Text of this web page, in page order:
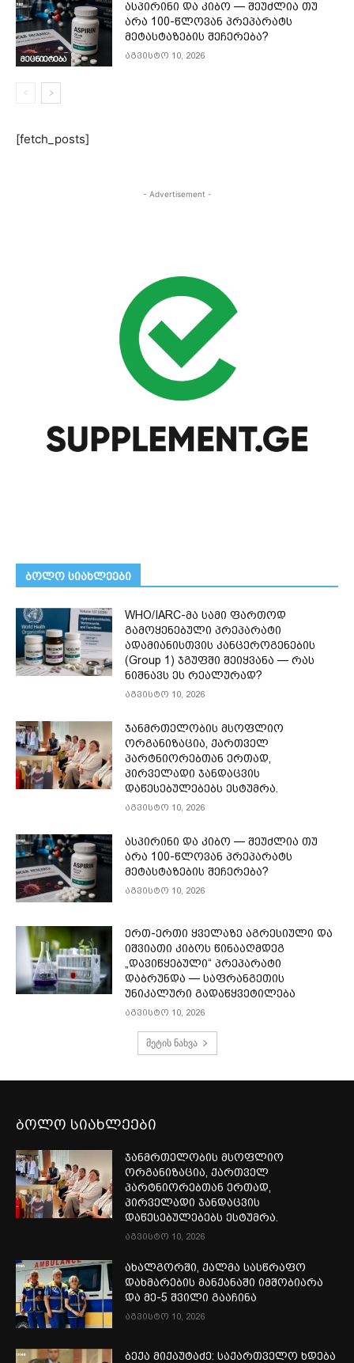
მეცნიერება
ასპირინი და კიბო — შეუძლია თუ
არა 100-წლოვან პრეპარატს
მეტასტაზების შეჩერება?
აგვისტო 10, 2026
[fetch_posts]
- Advertisement -
ᲑᲝᲚᲝ ᲡᲘᲐᲮᲚᲔᲔᲑᲘ
WHO/IARC-მა სამი ფართოდ
გამოყენებული პრეპარატი
ადამიანისთვის კანცეროგენების
(Group 1) ჯგუფში შეიყვანა — რას
ნიშნავს ეს რეალურად?
აგვისტო 10, 2026
ჯანმრთელობის მსოფლიო
ორგანიზაცია, ქართველ
პარტნიორებთან ერთად,
პირველადი ჯანდაცვის
დაწესებულებებს ესტუმრა.
აგვისტო 10, 2026
ასპირინი და კიბო — შეუძლია თუ
არა 100-წლოვან პრეპარატს
მეტასტაზების შეჩერება?
აგვისტო 10, 2026
ერთ-ერთი ყველაზე აგრესიული და
იშვიათი კიბოს წინააღმდეგ
„დავიწყებული“ პრეპარატი
დაბრუნდა — საფრანგეთის
უნიკალური გადაწყვეტილება
აგვისტო 10, 2026
მეტის ნახვა
ბოლო სიახლეები
ჯანმრთელობის მსოფლიო
ორგანიზაცია, ქართველ
პარტნიორებთან ერთად,
პირველადი ჯანდაცვის
დაწესებულებებს ესტუმრა.
აგვისტო 10, 2026
ახალგორში, ქალმა სასწრაფო
დახმარების მანქანაში იმშობიარა
და მე-5 შვილი გააჩინა
აგვისტო 10, 2026
ბექა მიქაუტაძე: საქართველო ხდება